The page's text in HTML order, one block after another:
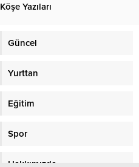
iki cinste, tüm yaş gruplarında, tüm
Köşe Yazıları
Güncel
Yurttan
Eğitim
Spor
Hakkımızda